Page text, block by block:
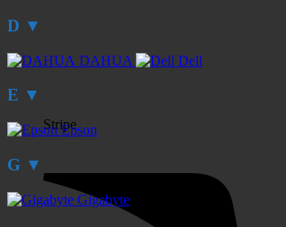
Stripe
D ▼
DAHUA Dell
E ▼
Epson
G ▼
Gigabyte